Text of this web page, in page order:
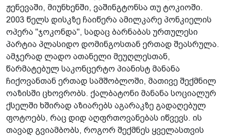
ჟენევაში, მიუნხენში, ვაშინგტონსა თუ ტოკიოში.
2003 წელს დისკზე ჩაიწერა ამილკარე პონკიელის
ოპერა "ჯოკონდა", სადაც ბარნაბას ურთულესი
პარტია პლასიდო დომინგოსთან ერთად შეასრულა.
ამჯერად ლადო ათანელი მეუღლესთან,
წარმატებულ საკონცერტო პიანისტ მანანა
ჩიქოვანთან ერთად სამშობლოში, მათივე შექმნილ
ოაზისში ცხოვრობს. ქალბატონი მანანა სოციალურ
ქსელში ხშირად აზიარებს აგარაკზე გადაღებულ
ფოტოებს, რაც დიდ აღფრთოვანებას იწვევს. ის
თავად გვიამბობს, როგორ შექმნეს ყველასთვის